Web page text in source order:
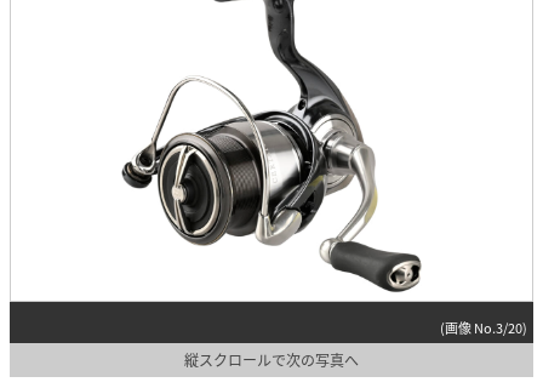
(画像 No.3/20)
縦スクロールで次の写真へ